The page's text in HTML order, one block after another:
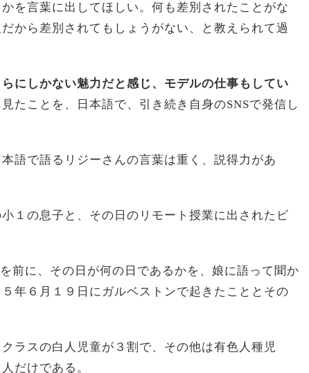
を言葉に出してほしい。何も差別されたことがな
から差別されてもしょうがない、と教えられて過
にしかない魅力だと感じ、モデルの仕事もしてい
たことを、日本語で、引き続き自身のSNSで発信し
語で語るリジーさんの言葉は重く、説得力があ
１の息子と、その日のリモート授業に出されたビ
前に、その日が何の日であるかを、娘に語って聞か
年６月１９日にガルベストンで起きたこととその
ラスの白人児童が３割で、その他は有色人種児
だけである。